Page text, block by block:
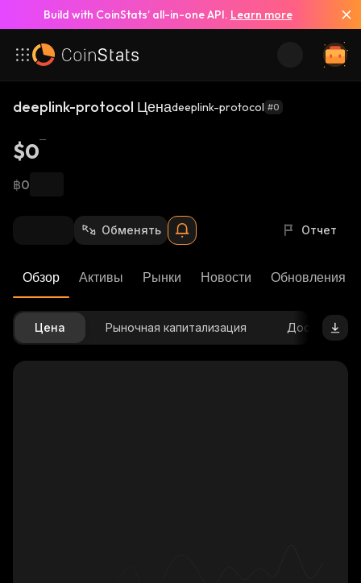
Build with CoinStats’ all-in-one API. Learn more
deeplink-protocol Ценаdeeplink-protocol #0
$0
฿0
Обменять Отчет
Обзор Активы Рынки Новости Обновления
Цена Рыночная капитализация Доступное